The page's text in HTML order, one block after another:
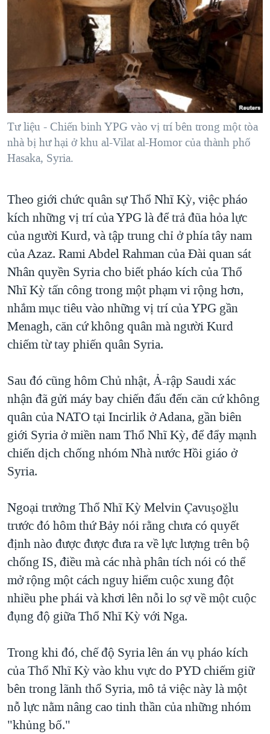
Tư liệu - Chiến binh YPG vào vị trí bên trong một tòa
nhà bị hư hại ở khu al-Vilat al-Homor của thành phố
Hasaka, Syria.
Theo giới chức quân sự Thổ Nhĩ Kỳ, việc pháo
kích những vị trí của YPG là để trả đũa hỏa lực
của người Kurd, và tập trung chỉ ở phía tây nam
của Azaz. Rami Abdel Rahman của Đài quan sát
Nhân quyền Syria cho biết pháo kích của Thổ
Nhĩ Kỳ tấn công trong một phạm vi rộng hơn,
nhắm mục tiêu vào những vị trí của YPG gần
Menagh, căn cứ không quân mà người Kurd
chiếm từ tay phiến quân Syria.
Sau đó cũng hôm Chủ nhật, Ả-rập Saudi xác
nhận đã gửi máy bay chiến đấu đến căn cứ không
quân của NATO tại Incirlik ở Adana, gần biên
giới Syria ở miền nam Thổ Nhĩ Kỳ, để đẩy mạnh
chiến dịch chống nhóm Nhà nước Hồi giáo ở
Syria.
Ngoại trưởng Thổ Nhĩ Kỳ Melvin Çavuşoğlu
trước đó hôm thứ Bảy nói rằng chưa có quyết
định nào được được đưa ra về lực lượng trên bộ
chống IS, điều mà các nhà phân tích nói có thể
mở rộng một cách nguy hiểm cuộc xung đột
nhiều phe phái và khơi lên nỗi lo sợ về một cuộc
đụng độ giữa Thổ Nhĩ Kỳ với Nga.
Trong khi đó, chế độ Syria lên án vụ pháo kích
của Thổ Nhĩ Kỳ vào khu vực do PYD chiếm giữ
bên trong lãnh thổ Syria, mô tả việc này là một
nỗ lực nằm nâng cao tinh thần của những nhóm
"khủng bố."